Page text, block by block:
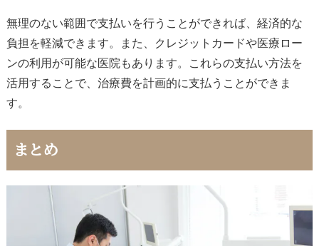
無理のない範囲で支払いを行うことができれば、経済的な
負担を軽減できます。また、クレジットカードや医療ロー
ンの利用が可能な医院もあります。これらの支払い方法を
活用することで、治療費を計画的に支払うことができま
す。
まとめ